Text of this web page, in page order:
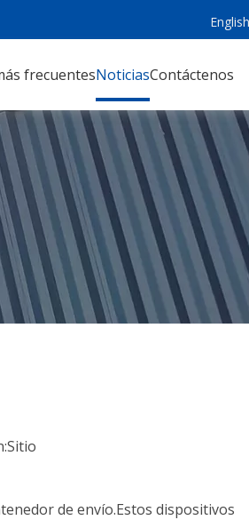
English
frecuentesNoticiasContáctenos
Sitio
de envío.Estos dispositivos